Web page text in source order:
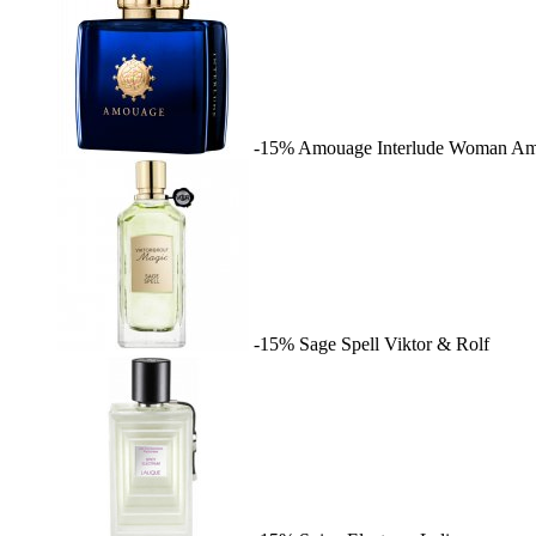
-15% Amouage Interlude Woman
-15% Sage Spell Viktor & Rolf